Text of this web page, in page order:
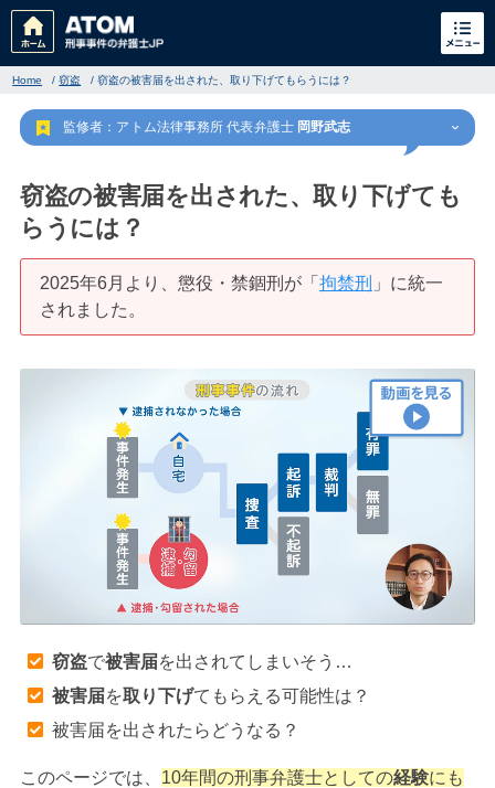
刑事事件 でお困りの方
刑事事件の無料相談
家族が逮捕された方はこちら
刑事事件の記事一覧
アトムについて知りたい方
弁護士紹介
弁護士費用
アクセス
Home /窃盗 /窃盗の被害届を出された、取り下げてもらうには？
監修者：アトム法律事務所 代表弁護士 岡野武志
窃盗の被害届を出された、取り下げても
らうには？
2025年6月より、懲役・禁錮刑が「 拘禁刑 」に統一
されました。
窃盗で被害届を出されてしまいそう…
被害届を取り下げてもらえる可能性は？
被害届を出されたらどうなる？
このページでは、 10年間の刑事弁護士としての経験にも